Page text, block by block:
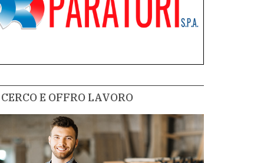
CERCO E OFFRO LAVORO